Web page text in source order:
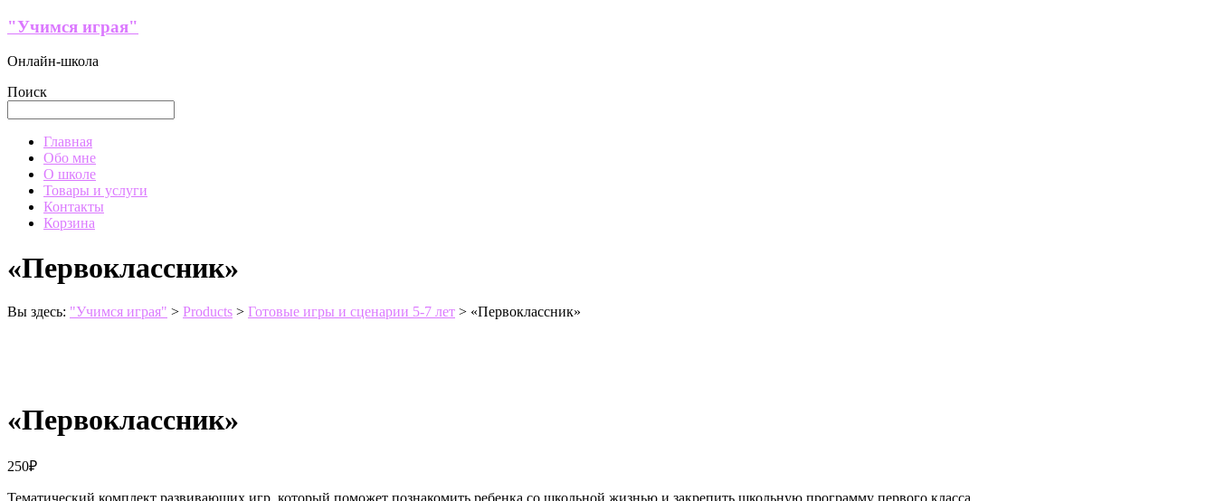
Перейти
содержимому
"Учимся играя"
Онлайн-школа
Поиск
МенюГлавная
Обо мне
О школе
Товары и услуги
Контакты
Корзина
«Первоклассник»
Вы здесь: "Учимся играя" > Products > Готовые игры и сценарии 5-7 лет > «Первоклассник»
«Первоклассник»
250₽